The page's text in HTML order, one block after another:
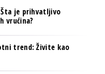
je prihvatljivo
vrućina?
trend: Živite kao